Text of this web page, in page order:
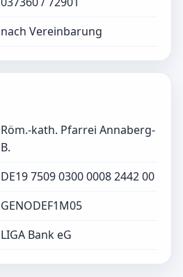
nach Vereinbarung
Röm.-kath. Pfarrei Annaberg-
B.
DE19 7509 0300 0008 2442 00
GENODEF1M05
LIGA Bank eG